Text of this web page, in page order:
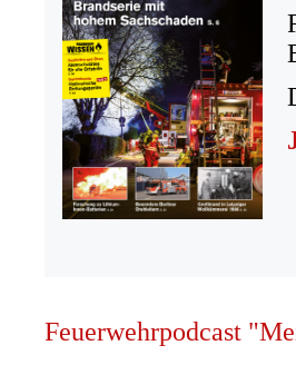
Feuerwehrpodcast